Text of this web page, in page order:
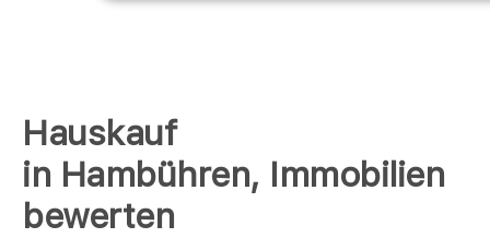
Hauskauf
in Hambühren, Immobilien
bewerten